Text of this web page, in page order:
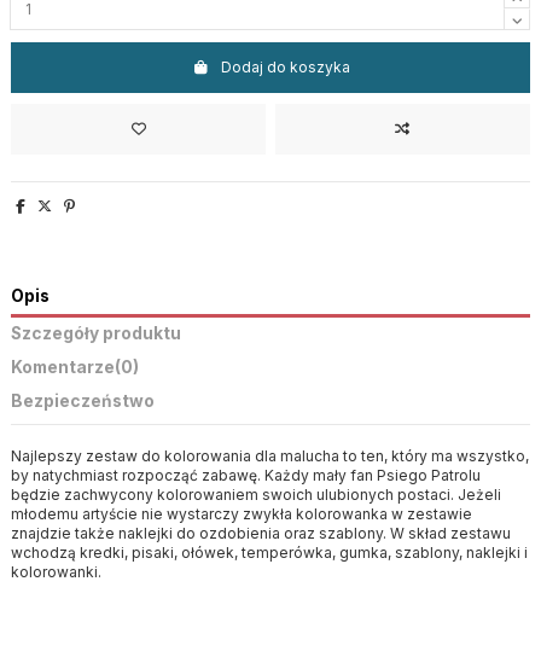
Dodaj do koszyka
Opis
Szczegóły produktu
Komentarze(0)
Bezpieczeństwo
Najlepszy zestaw do kolorowania dla malucha to ten, który ma wszystko,
by natychmiast rozpocząć zabawę. Każdy mały fan Psiego Patrolu
będzie zachwycony kolorowaniem swoich ulubionych postaci. Jeżeli
młodemu artyście nie wystarczy zwykła kolorowanka w zestawie
znajdzie także naklejki do ozdobienia oraz szablony. W skład zestawu
wchodzą kredki, pisaki, ołówek, temperówka, gumka, szablony, naklejki i
kolorowanki.